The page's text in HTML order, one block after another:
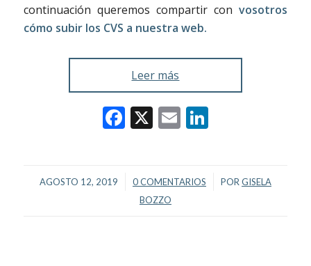
continuación queremos compartir convosotros
cómo subir los CVS a nuestra web.
Leer más
Facebook
X EmailLinkedIn
AGOSTO 12, 2019
/ 0 COMENTARIOS
/ POR GISELA
BOZZO